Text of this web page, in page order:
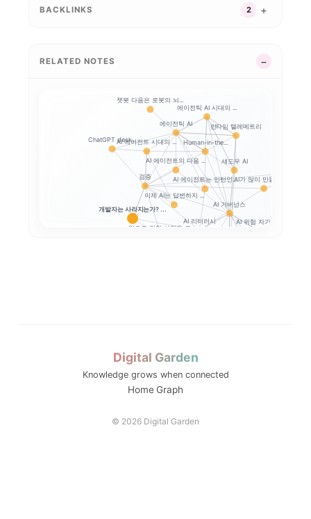
BACKLINKS 2
RELATED NOTES
AI 거버넌스
AI 리터러시 AI 위험 자가진단
에이전틱 AI 시대의 ...
에이전틱 AI
Human-in-the...
런타임 텔레메트리
섀도우 AI
개발자는 사라지는가? ...
AI 에이전트 시대의 ...
검증
ChatGPT desk...
앞으로 강한 사람은 코...
AI가 많이 만들수록,...
AI 에이전트의 다음 ...
이제 AI는 답변하지 ...
AI 에이전트는 인턴인...
챗봇 다음은 로봇의 뇌...
Digital Garden
Knowledge grows when connected
HomeGraph
© 2026 Digital Garden